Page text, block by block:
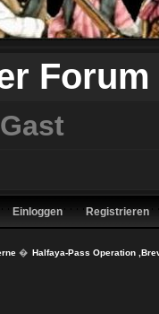
Forum
Gast
Einloggen Registrieren
� Halfaya-Pass Operation